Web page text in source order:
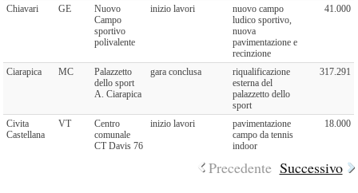
Chiavari GE
Nuovo
Campo
sportivo
polivalente
inizio lavori
nuovo campo
ludico sportivo,
nuova
pavimentazione e
recinzione
41.000
Ciarapica MC
Palazzetto
dello sport
A. Ciarapica
gara conclusa
riqualificazione
esterna del
palazzetto dello
sport
317.291
Civita
Castellana
VT
Centro
comunale
CT Davis 76
inizio lavori
pavimentazione
campo da tennis
indoor
18.000
Precedente Successivo